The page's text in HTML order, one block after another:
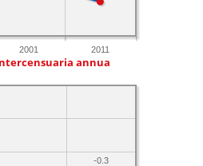
2001 2011
annua
-0.3